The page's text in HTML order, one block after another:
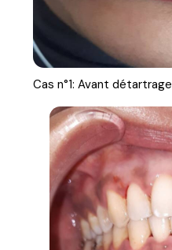
Cas n°1: Avant détartrage